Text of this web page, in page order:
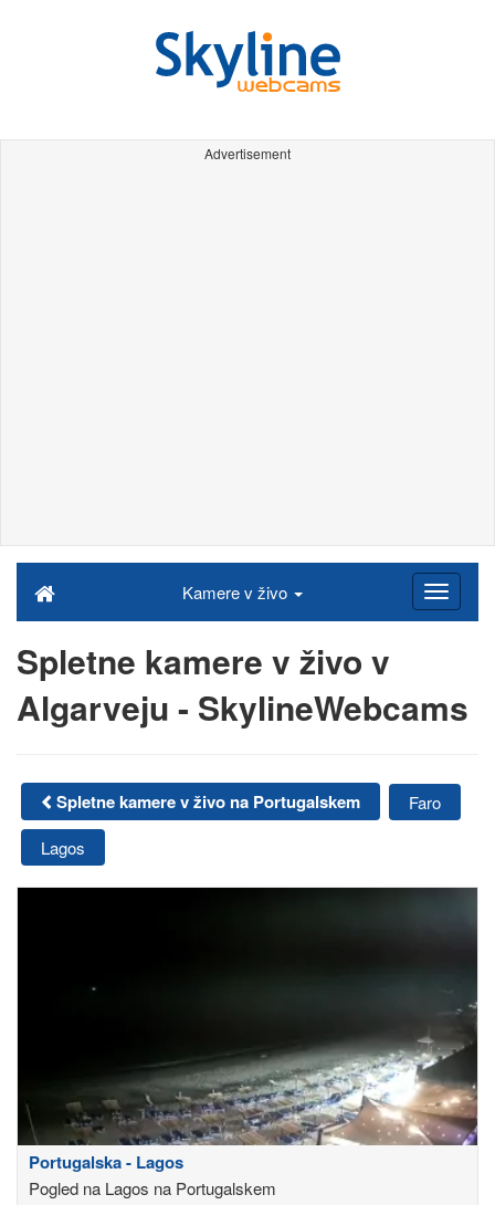
Advertisement
Kamere v živo
Spletne kamere v živo v
Algarveju - SkylineWebcams
Spletne kamere v živo na Portugalskem
Faro
Lagos
Portugalska - Lagos
Pogled na Lagos na Portugalskem